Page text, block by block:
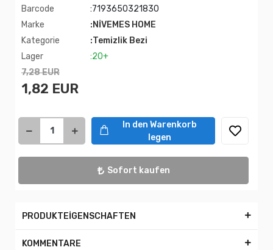
Barcode
:7193650321830
Marke
:NİVEMES HOME
Kategorie
:Temizlik Bezi
Lager
:20+
7,28 EUR
1,82 EUR
In den Warenkorb
legen
Sofort kaufen
PRODUKTEİGENSCHAFTEN
KOMMENTARE